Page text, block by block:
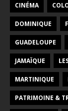
CINÉMA
DOMINIQUE
GUADELOUPE
JAMAÏQUE
MARTINIQUE
PATRIMOINE &